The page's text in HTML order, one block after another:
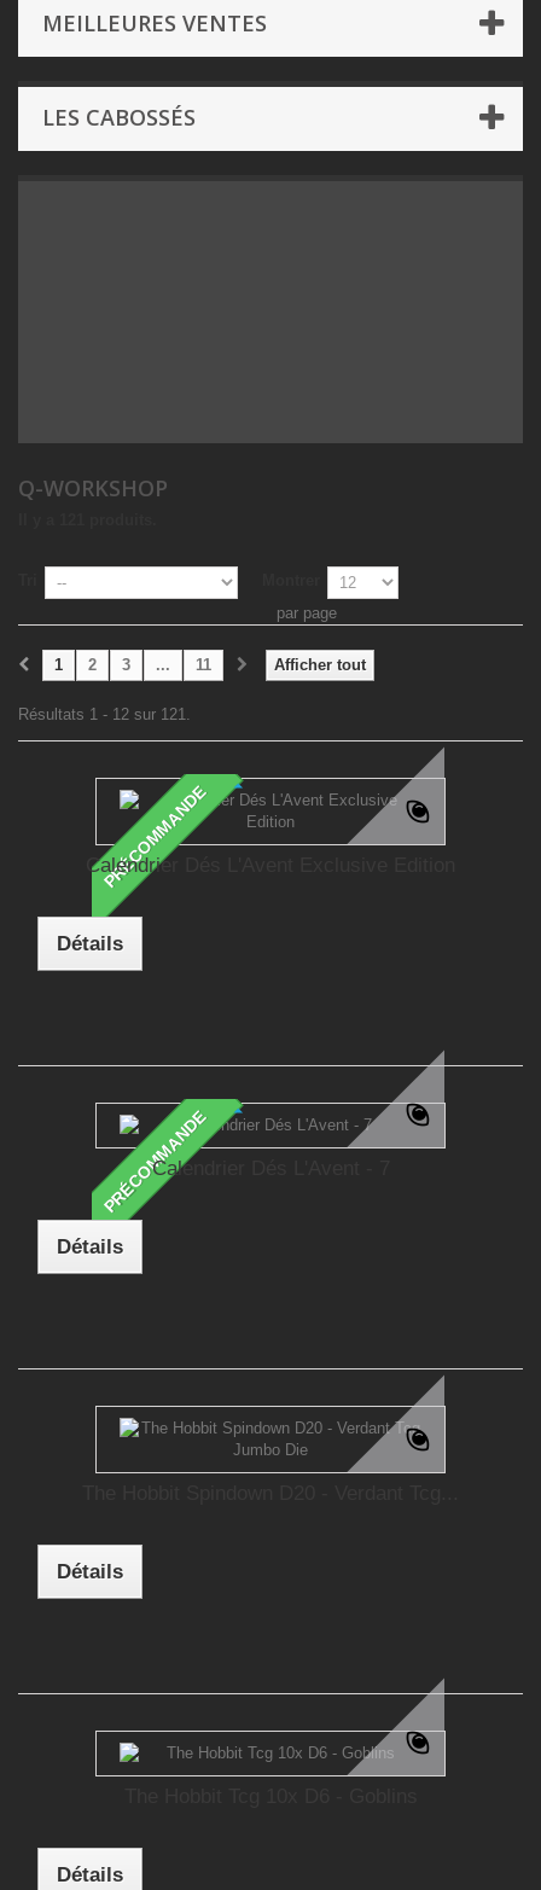
MEILLEURES VENTES
LES CABOSSÉS
Q-WORKSHOP
par page
Afficher tout
1 2 3 ... 11
Résultats 1 - 12 sur 121.
PRÉCOMMANDE
Calendrier Dés L'Avent Exclusive Edition
Détails
PRÉCOMMANDE
Calendrier Dés L'Avent - 7
Détails
Détails
Détails